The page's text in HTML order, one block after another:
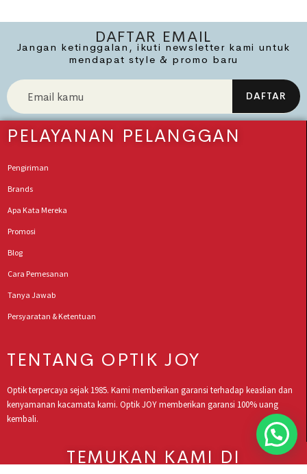
DAFTAR EMAIL
Jangan ketinggalan, ikuti newsletter kami untuk
mendapat style & promo baru
PELAYANAN PELANGGAN
Pengiriman
Brands
Apa Kata Mereka
Promosi
Blog
Cara Pemesanan
Tanya Jawab
Persyaratan & Ketentuan
TENTANG OPTIK JOY
Optik terpercaya sejak 1985. Kami memberikan garansi terhadap keaslian dan
kenyamanan kacamata kami. Optik JOY memberikan garansi 100% uang
kembali.
TEMUKAN KAMI DI